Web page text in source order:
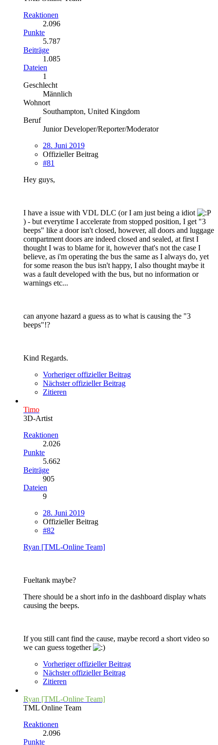
Reaktionen
2.096
Punkte
5.787
Beiträge
1.085
Dateien
1
Geschlecht
Männlich
Wohnort
Southampton, United Kingdom
Beruf
Junior Developer/Reporter/Moderator
28. Juni 2019
Offizieller Beitrag
#81
Hey guys,
I have a issue with VDL DLC (or I am just being a idiot
) - but everytime I accelerate from stopped position, I get "3
beeps" like a door isn't closed, however, all doors and luggage
compartment doors are indeed closed and sealed, at first I
thought I was to blame for it, however that's not the case I
believe, as i'm operating the bus the same as I always do, yet
for some reason the bus isn't happy, I also thought maybe it
was a fault developed with the bus, but no information or
warnings etc...
can anyone hazard a guess as to what is causing the "3
beeps"!?
Kind Regards.
Vorheriger offizieller Beitrag
Nächster offizieller Beitrag
Zitieren
Timo
3D-Artist
Reaktionen
2.026
Punkte
5.662
Beiträge
905
Dateien
9
28. Juni 2019
Offizieller Beitrag
#82
Ryan [TML-Online Team]
Fueltank maybe?
There should be a short info in the dashboard display whats
causing the beeps.
If you still cant find the cause, maybe record a short video so
we can guess together
Vorheriger offizieller Beitrag
Nächster offizieller Beitrag
Zitieren
Ryan [TML-Online Team]
TML Online Team
Reaktionen
2.096
Punkte